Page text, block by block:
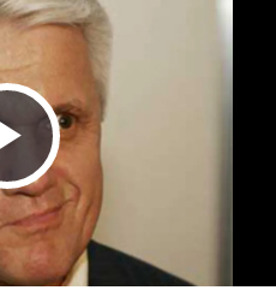
Video